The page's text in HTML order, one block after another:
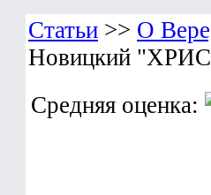
Статьи >> О
Новицкий
Средняя оценка: